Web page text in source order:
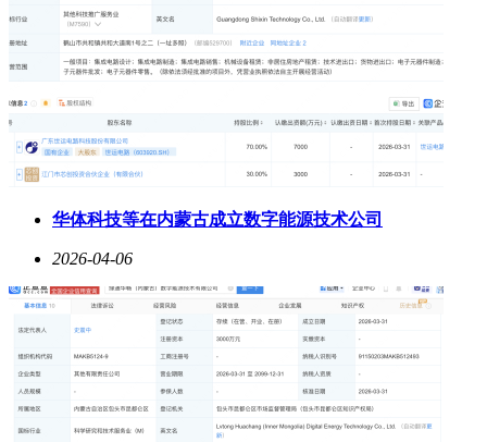
华体科技等在内蒙古成立数字能源技术公司
2026-04-06